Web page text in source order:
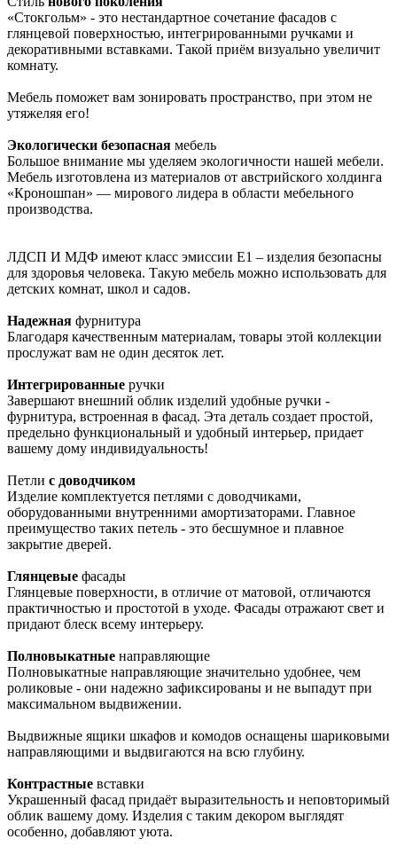
«Стокгольм» - это нестандартное сочетание фасадов с
глянцевой поверхностью, интегрированными ручками и
декоративными вставками. Такой приём визуально увеличит
комнату.
Мебель поможет вам зонировать пространство, при этом не
утяжеляя его!
Экологически безопасная мебель
Большое внимание мы уделяем экологичности нашей мебели.
Мебель изготовлена из материалов от австрийского холдинга
«Кроношпан» — мирового лидера в области мебельного
производства.
ЛДСП И МДФ имеют класс эмиссии Е1 – изделия безопасны
для здоровья человека. Такую мебель можно использовать для
детских комнат, школ и садов.
Надежная фурнитура
Благодаря качественным материалам, товары этой коллекции
прослужат вам не один десяток лет.
Интегрированные ручки
Завершают внешний облик изделий удобные ручки -
фурнитура, встроенная в фасад. Эта деталь создает простой,
предельно функциональный и удобный интерьер, придает
вашему дому индивидуальность!
Петли с доводчиком
Изделие комплектуется петлями с доводчиками,
оборудованными внутренними амортизаторами. Главное
преимущество таких петель - это бесшумное и плавное
закрытие дверей.
Глянцевые фасады
Глянцевые поверхности, в отличие от матовой, отличаются
практичностью и простотой в уходе. Фасады отражают свет и
придают блеск всему интерьеру.
Полновыкатные направляющие
Полновыкатные направляющие значительно удобнее, чем
роликовые - они надежно зафиксированы и не выпадут при
максимальном выдвижении.
Выдвижные ящики шкафов и комодов оснащены шариковыми
направляющими и выдвигаются на всю глубину.
Контрастные вставки
Украшенный фасад придаёт выразительность и неповторимый
облик вашему дому. Изделия с таким декором выглядят
особенно, добавляют уюта.